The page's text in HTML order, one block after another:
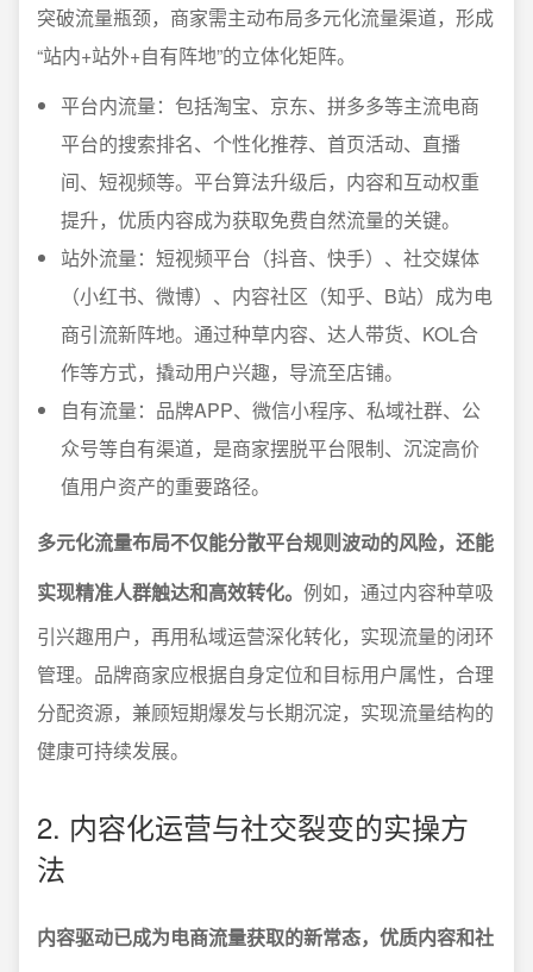
突破流量瓶颈，商家需主动布局多元化流量渠道，形成
“站内+站外+自有阵地”的立体化矩阵。
平台内流量：包括淘宝、京东、拼多多等主流电商
平台的搜索排名、个性化推荐、首页活动、直播
间、短视频等。平台算法升级后，内容和互动权重
提升，优质内容成为获取免费自然流量的关键。
站外流量：短视频平台（抖音、快手）、社交媒体
（小红书、微博）、内容社区（知乎、B站）成为电
商引流新阵地。通过种草内容、达人带货、KOL合
作等方式，撬动用户兴趣，导流至店铺。
自有流量：品牌APP、微信小程序、私域社群、公
众号等自有渠道，是商家摆脱平台限制、沉淀高价
值用户资产的重要路径。
多元化流量布局不仅能分散平台规则波动的风险，还能
实现精准人群触达和高效转化。 例如，通过内容种草吸
引兴趣用户，再用私域运营深化转化，实现流量的闭环
管理。品牌商家应根据自身定位和目标用户属性，合理
分配资源，兼顾短期爆发与长期沉淀，实现流量结构的
健康可持续发展。
2. 内容化运营与社交裂变的实操方
法
内容驱动已成为电商流量获取的新常态，优质内容和社